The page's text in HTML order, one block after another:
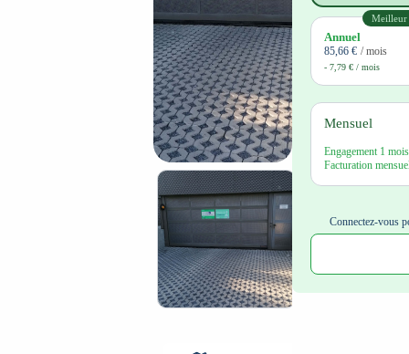
Annuel
85,66 € / mois
- 7,79 € / mois
Mensuel
Engagement 1
Facturation
Connectez-vous